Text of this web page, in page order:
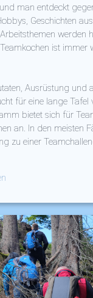
man entdeckt
Geschichten
werden
ist immer
Ausrüstung und
für eine lange Tafel
bietet sich für
an. In den meisten
zu einer